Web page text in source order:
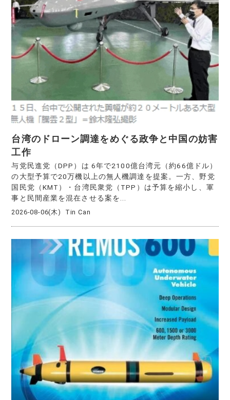
台湾のドローン調達をめぐる政争と中国の妨害
工作
与党民進党（DPP）は 6年で2100億台湾元（約66億ドル）
の大型予算で20万機以上の無人機調達を提案。一方、野党
国民党（KMT）・台湾民衆党（TPP）は予算を縮小し、軍
事と民間産業を混在させる案を...
2026-08-06(木) Tin Can